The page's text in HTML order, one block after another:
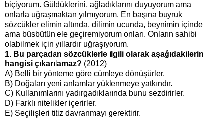
biçiyorum. Güldüklerini, ağladıklarını duyuyorum ama
onlarla uğraşmaktan yılmıyorum. En başına buyruk
sözcükler elimin altında, dilimin ucunda, beynimin içinde
ama büsbütün ele geçiremiyorum onları. Onların sahibi
olabilmek için yıllardır uğraşıyorum.
1. Bu parçadan sözcüklerle ilgili olarak aşağıdakilerin
hangisi çıkarılamaz? (2012)
A) Belli bir yönteme göre cümleye dönüşürler.
B) Doğaları yeni anlamlar yüklenmeye yatkındır.
C) Kullanımlarını yadırgadıklarında bunu sezdirirler.
D) Farklı nitelikler içerirler.
E) Seçilişleri titiz davranmayı gerektirir.